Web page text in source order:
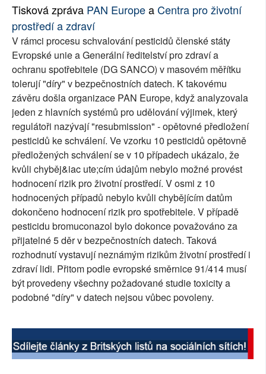
SOCIÁLNÍ SÍTĚ
RUBRIKY
PLNÁ VERZE STRÁNEK
Tisková zpráva PAN EuropeaCentra pro životní
prostředí a zdraví
V rámci procesu schvalování pesticidů členské státy
Evropské unie a Generální ředitelství pro zdraví a
ochranu spotřebitele (DG SANCO) v masovém měřítku
tolerují "díry" v bezpečnostních datech. K takovému
závěru došla organizace PAN Europe, když analyzovala
jeden z hlavních systémů pro udělování výjimek, který
regulátoři nazývají "resubmission" - opětovné předložení
pesticidů ke schválení. Ve vzorku 10 pesticidů opětovně
předložených schválení se v 10 případech ukázalo, že
kvůli chyběj&iac ute;cím údajům nebylo možné provést
hodnocení rizik pro životní prostředí. V osmi z 10
hodnocených případů nebylo kvůli chybějícím datům
dokončeno hodnocení rizik pro spotřebitele. V případě
pesticidu bromuconazol bylo dokonce považováno za
přijatelné 5 děr v bezpečnostních datech. Taková
rozhodnutí vystavují neznámým rizikům životní prostředí i
zdraví lidi. Přitom podle evropské směrnice 91/414 musí
být provedeny všechny požadované studie toxicity a
podobné "díry" v datech nejsou vůbec povoleny.